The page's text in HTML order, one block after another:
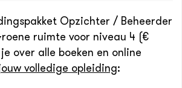
Opzichter / Beheerder
ruimte voor niveau 4 (€
over alle boeken en online
volledige opleiding: